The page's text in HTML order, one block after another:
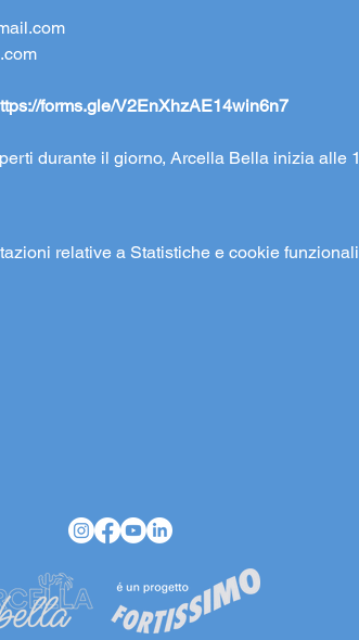
forms.gle/V2EnXhzAE14win6n7
durante il giorno, Arcella Bella inizia alle
relative a Statistiche e cookie